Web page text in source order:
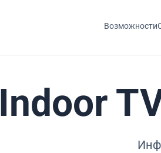
Возможности
Indoor